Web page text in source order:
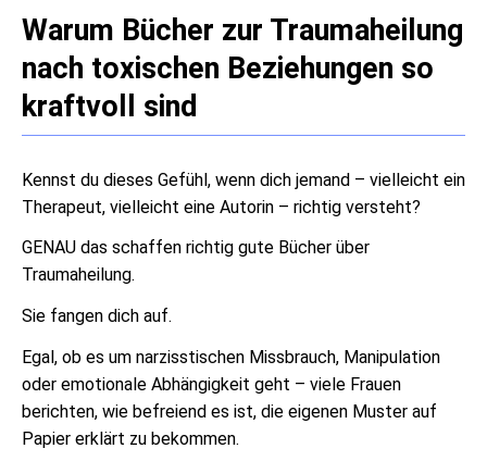
Warum Bücher zur Traumaheilung
nach toxischen Beziehungen so
kraftvoll sind
Kennst du dieses Gefühl, wenn dich jemand – vielleicht ein
Therapeut, vielleicht eine Autorin – richtig versteht?
GENAU das schaffen richtig gute Bücher über
Traumaheilung.
Sie fangen dich auf.
Egal, ob es um narzisstischen Missbrauch, Manipulation
oder emotionale Abhängigkeit geht – viele Frauen
berichten, wie befreiend es ist, die eigenen Muster auf
Papier erklärt zu bekommen.